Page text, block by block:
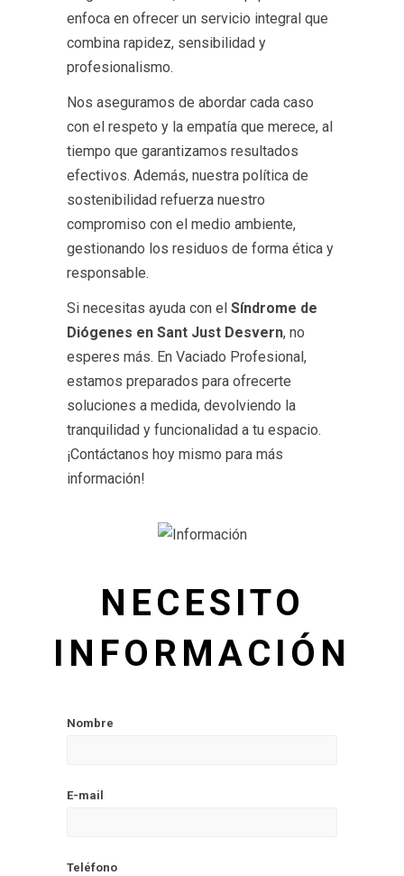
enfoca en ofrecer un servicio integral que
combina rapidez, sensibilidad y
profesionalismo.
Nos aseguramos de abordar cada caso
con el respeto y la empatía que merece, al
tiempo que garantizamos resultados
efectivos. Además, nuestra política de
sostenibilidad refuerza nuestro
compromiso con el medio ambiente,
gestionando los residuos de forma ética y
responsable.
Si necesitas ayuda con el Síndrome de
Diógenes en Sant Just Desvern, no
esperes más. En Vaciado Profesional,
estamos preparados para ofrecerte
soluciones a medida, devolviendo la
tranquilidad y funcionalidad a tu espacio.
¡Contáctanos hoy mismo para más
información!
NECESITO
INFORMACIÓN
Nombre
E-mail
Teléfono